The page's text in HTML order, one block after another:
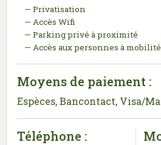
Privatisation
Accès Wifi
Parking privé à proximité
Accès aux personnes à
Moyens de paiement :
Espèces, Bancontact, Visa/
Téléphone :